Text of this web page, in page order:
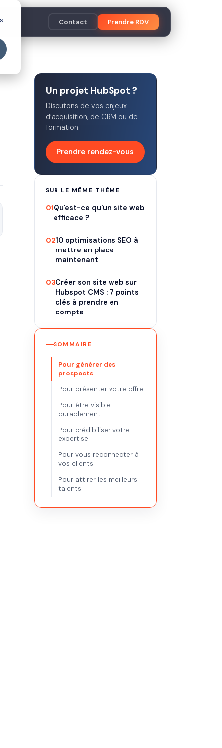
Contact Prendre RDV
Un projet HubSpot ?
Discutons de vos enjeux
d’acquisition, de CRM ou de
formation.
Prendre rendez-vous
SUR LE MÊME THÈME
01Qu'est-ce qu'un site web
efficace ?
0210 optimisations SEO à
mettre en place
maintenant
03Créer son site web sur
Hubspot CMS : 7 points
clés à prendre en
compte
SOMMAIRE
Pour générer des
prospects
Pour présenter votre offre
Pour être visible
durablement
Pour crédibiliser votre
expertise
Pour vous reconnecter à
vos clients
Pour attirer les meilleurs
talents